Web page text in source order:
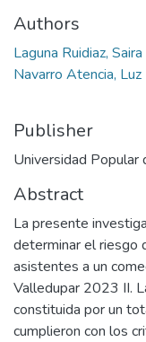
Authors
Laguna Ruidiaz, Saira
Navarro Atencia, Luz
Publisher
Universidad Popular
Abstract
La presente
determinar el riesgo
asistentes a un
Valledupar 2023 II.
constituida por un
cumplieron con los